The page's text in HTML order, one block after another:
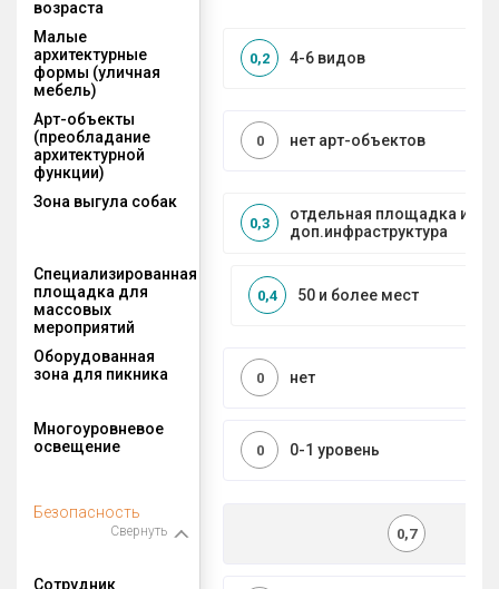
возраста
Малые
архитектурные
формы (уличная
мебель)
4-6 видов
0,2
Арт-объекты
(преобладание
архитектурной
функции)
нет арт-объектов
0
Зона выгула собак
отдельная площадка и
доп.инфраструктура
0,3
Специализированная
площадка для
массовых
мероприятий
50 и более мест
0,4
Оборудованная
зона для пикника
нет
0
Многоуровневое
освещение
0-1 уровень
0
Безопасность
Свернуть 0,7
Сотрудник